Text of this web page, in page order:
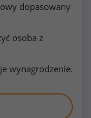
dopasowany
osoba z
wynagrodzenie.